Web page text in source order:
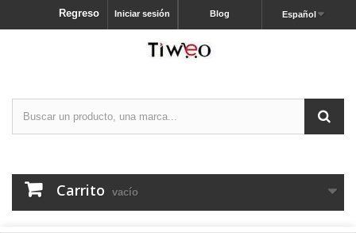
Español
Blog
Iniciar sesión
Regreso
Carrito vacío